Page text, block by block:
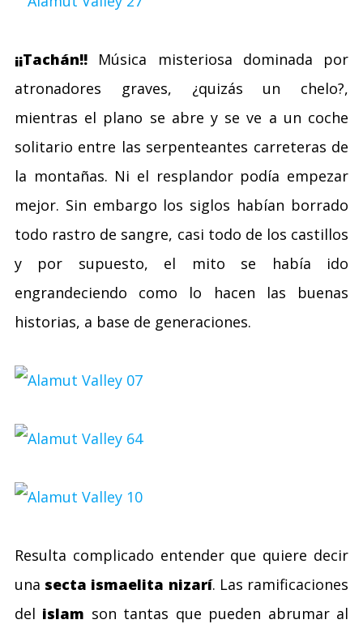
¡¡Tachán!! Música misteriosa dominada por
atronadores graves, ¿quizás un chelo?,
mientras el plano se abre y se ve a un coche
solitario entre las serpenteantes carreteras de
la montañas. Ni el resplandor podía empezar
mejor. Sin embargo los siglos habían borrado
todo rastro de sangre, casi todo de los castillos
y por supuesto, el mito se había ido
engrandeciendo como lo hacen las buenas
historias, a base de generaciones.
Resulta complicado entender que quiere decir
una secta ismaelita nizarí. Las ramificaciones
del islam son tantas que pueden abrumar al